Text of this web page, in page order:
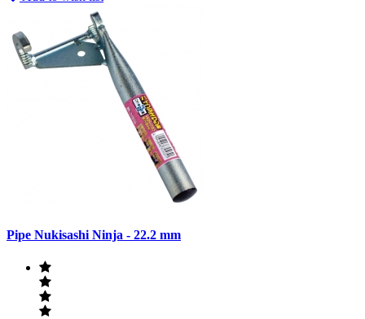
Pipe Nukisashi Ninja - 22.2 mm